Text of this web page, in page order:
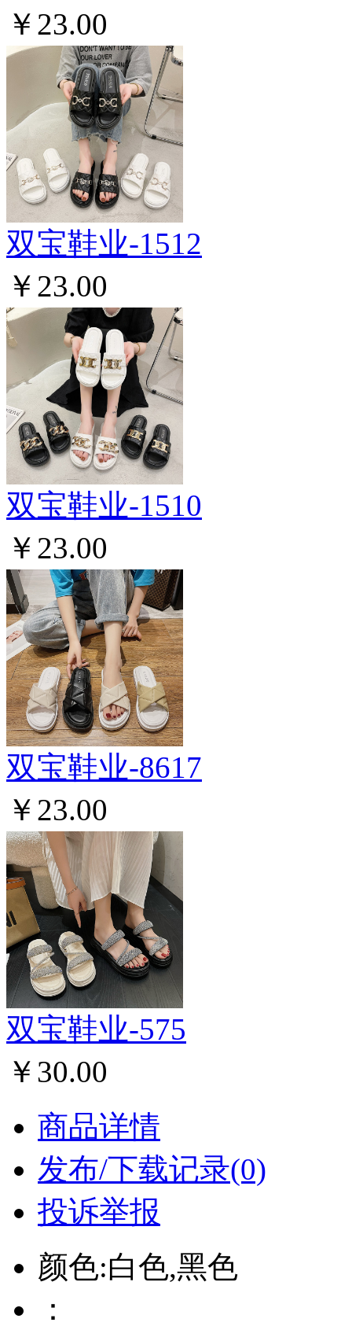
￥23.00
双宝鞋业-1512
￥23.00
双宝鞋业-1510
￥23.00
双宝鞋业-8617
￥23.00
双宝鞋业-575
￥30.00
商品详情
发布/下载记录(0)
投诉举报
颜色:白色,黑色
：